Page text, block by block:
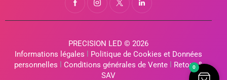
PRECISION LED © 2026
Informations légales
Politique de Cookies et Données
personnelles
Conditions générales de Vente
Retour &
SAV
0